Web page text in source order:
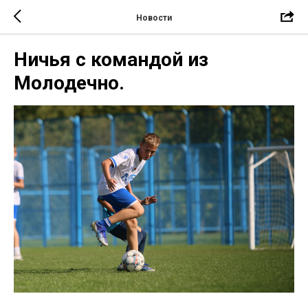
Новости
Ничья с командой из
Молодечно.